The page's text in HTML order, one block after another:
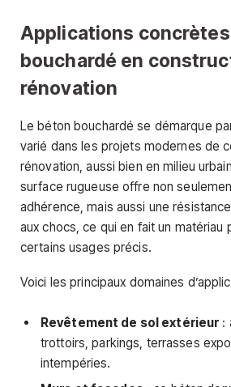
Applications
bouchardé en
rénovation
Le béton bouchardé se démarque
varié dans les projets modernes de
rénovation, aussi bien en milieu
surface rugueuse offre non
adhérence, mais aussi une
aux chocs, ce qui en fait un matériau
certains usages précis.
Voici les principaux domaines
Revêtement de sol extérieur :
trottoirs, parkings, terrasses
intempéries.